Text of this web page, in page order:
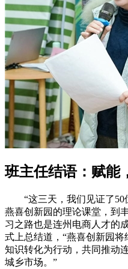
班主任结语：赋能
“这三天，我们见证了
燕喜创新园的理论课堂，到
习之路也是连州电商人才的
式上总结道，“燕喜创新园
知识转化为行动，共同推动
城乡市场。”